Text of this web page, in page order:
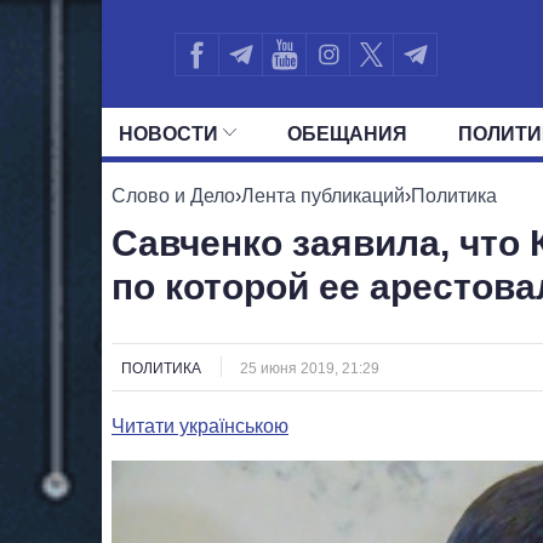
НОВОСТИ ОБЕЩАНИЯ
ВСЕ ПОЛИТИКИ ПРЕЗИДЕНТ И
Слово и Дело›Лента публикаций›Политика
Савченко заявила, что
по которой ее
ПОЛИТИКА 25 июня 2019, 21:29
Читати українською